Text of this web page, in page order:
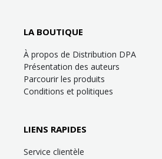
LA BOUTIQUE
À propos de Distribution DPA
Présentation des auteurs
Parcourir les produits
Conditions et politiques
LIENS RAPIDES
Service clientèle